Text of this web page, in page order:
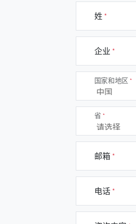
姓
企业
国家和地区
省
邮箱
电话